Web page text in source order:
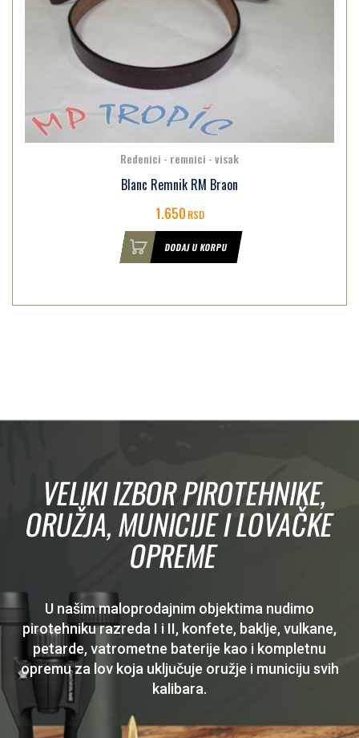
Redenici - remnici - visak
Remnik Koza Gurtna Lajsna Blanc
1.800RSD
DODAJ U KORPU
VELIKI IZBOR PIROTEHNIKE,
ORUŽJA, MUNICIJE I LOVAČKE
OPREME
U našim maloprodajnim objektima nudimo
pirotehniku razreda I i II, konfete, baklje, vulkane,
petarde, vatrometne baterije kao i kompletnu
opremu za lov koja uključuje oružje i municiju svih
kalibara.